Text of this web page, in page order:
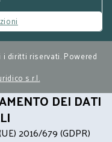
diritti riservati. Powered
s.r.l.
DEI DATI
2016/679 (GDPR)